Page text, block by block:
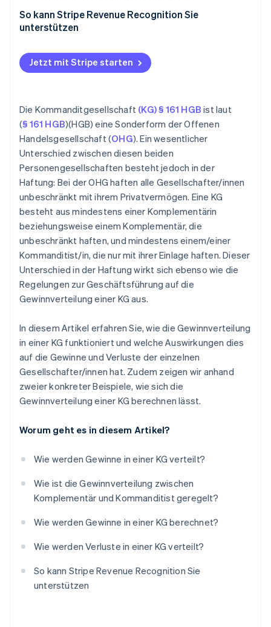
Gewinnverteilung KG: Beispielrechnung 2
Verlustverteilung ohne Gesellschaftsvertrag
So kann Stripe Revenue Recognition Sie
unterstützen
Jetzt mit Stripe starten
Die Kommanditgesellschaft (KG) § 161 HGB ist laut
(§ 161 HGB)(HGB) eine Sonderform der Offenen
Handelsgesellschaft (OHG). Ein wesentlicher
Unterschied zwischen diesen beiden
Personengesellschaften besteht jedoch in der
Haftung: Bei der OHG haften alle Gesellschafter/innen
unbeschränkt mit ihrem Privatvermögen. Eine KG
besteht aus mindestens einer Komplementärin
beziehungsweise einem Komplementär, die
unbeschränkt haften, und mindestens einem/einer
Kommanditist/in, die nur mit ihrer Einlage haften. Dieser
Unterschied in der Haftung wirkt sich ebenso wie die
Regelungen zur Geschäftsführung auf die
Gewinnverteilung einer KG aus.
In diesem Artikel erfahren Sie, wie die Gewinnverteilung
in einer KG funktioniert und welche Auswirkungen dies
auf die Gewinne und Verluste der einzelnen
Gesellschafter/innen hat. Zudem zeigen wir anhand
zweier konkreter Beispiele, wie sich die
Gewinnverteilung einer KG berechnen lässt.
Worum geht es in diesem Artikel?
Wie werden Gewinne in einer KG verteilt?
Wie ist die Gewinnverteilung zwischen
Komplementär und Kommanditist geregelt?
Wie werden Gewinne in einer KG berechnet?
Wie werden Verluste in einer KG verteilt?
So kann Stripe Revenue Recognition Sie
unterstützen